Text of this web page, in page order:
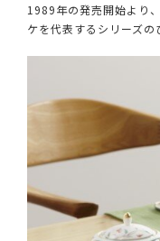
1989年の発売開始より
ケを代表するシリーズの